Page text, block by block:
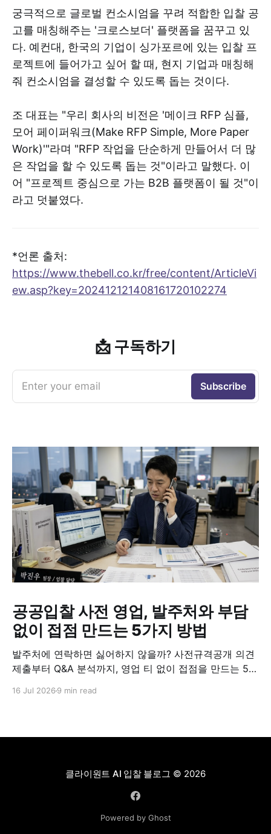
궁극적으로 글로벌 컨소시엄을 꾸려 적합한 입찰 공
고를 매칭해주는 '크로스보더' 플랫폼을 꿈꾸고 있
다. 예컨대, 한국의 기업이 싱가포르에 있는 입찰 프
로젝트에 들어가고 싶어 할 때, 현지 기업과 매칭해
줘 컨소시엄을 결성할 수 있도록 돕는 것이다.
조 대표는 "우리 회사의 비전은 '메이크 RFP 심플,
모어 페이퍼워크(Make RFP Simple, More Paper
Work)'"라며 "RFP 작업을 단순하게 만들어서 더 많
은 작업을 할 수 있도록 돕는 것"이라고 말했다. 이
어 "프로젝트 중심으로 가는 B2B 플랫폼이 될 것"이
라고 덧붙였다.
*언론 출처:
https://www.thebell.co.kr/free/content/ArticleVi
ew.asp?key=202412121408161720102274
📩 구독하기
Enter your email Subscribe
공공입찰 사전 영업, 발주처와 부담
없이 접점 만드는 5가지 방법
발주처에 연락하면 싫어하지 않을까? 사전규격공개 의견
제출부터 Q&A 분석까지, 영업 티 없이 접점을 만드는 5가
16 Jul 2026 9 min read
클라이원트 AI 입찰 블로그 © 2026
Powered by Ghost